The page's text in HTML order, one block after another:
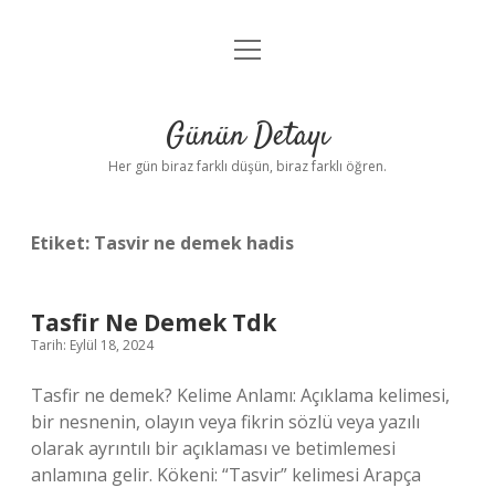
Anasayfa
Yasal Uyarı
menüyü
Günün Detayı
Her gün biraz farklı düşün, biraz farklı öğren.
Etiket: Tasvir ne demek hadis
Tasfir Ne Demek Tdk
Tarih: Eylül 18, 2024
Tasfir ne demek? Kelime Anlamı: Açıklama kelimesi,
bir nesnenin, olayın veya fikrin sözlü veya yazılı
olarak ayrıntılı bir açıklaması ve betimlemesi
anlamına gelir. Kökeni: “Tasvir” kelimesi Arapça